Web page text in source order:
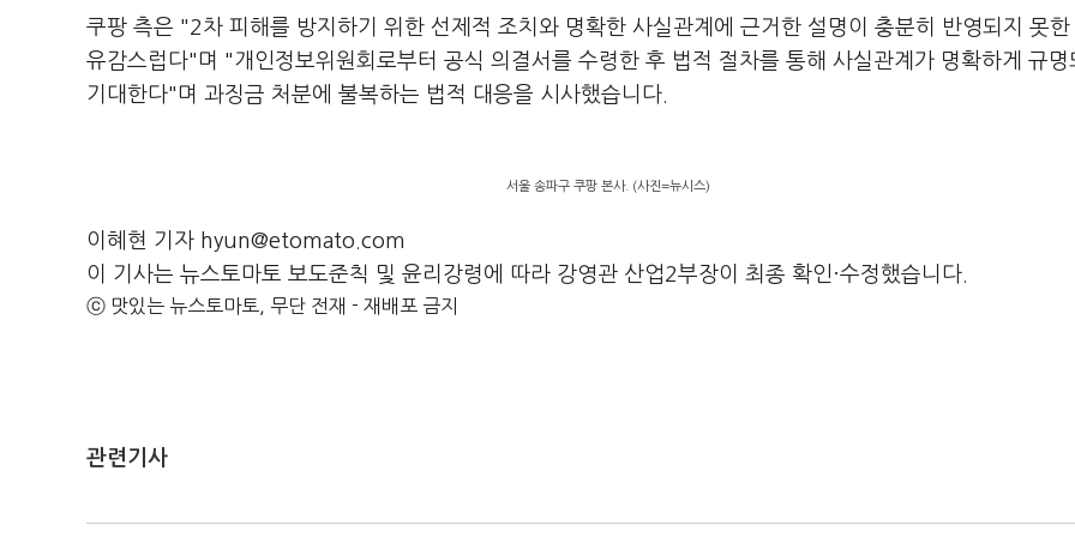
쿠팡 측은 "2차 피해를 방지하기 위한 선제적 조치와 명확한 사실관계에 근거한 설명이 충분히 반영되지 못한
유감스럽다"며 "개인정보위원회로부터 공식 의결서를 수령한 후 법적 절차를 통해 사실관계가 명확하게 규명
기대한다"며 과징금 처분에 불복하는 법적 대응을 시사했습니다.
서울 송파구 쿠팡 본사. (사진=뉴시스)
이혜현 기자 hyun@etomato.com
이 기사는 뉴스토마토 보도준칙 및 윤리강령에 따라 강영관 산업2부장이 최종 확인·수정했습니다.
ⓒ 맛있는 뉴스토마토, 무단 전재 - 재배포 금지
관련기사